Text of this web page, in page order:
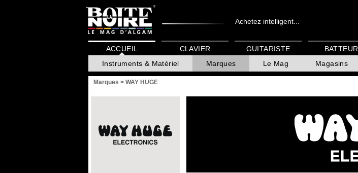
Achetez intelligent...
ACCUEIL
Instruments & Matériel
Marques Le Mag Magasins
CLAVIER GUITARISTE BATTEUR
Marques > WAY HUGE